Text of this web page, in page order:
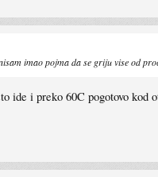
imao pojma da se griju vise od
ide i preko 60C pogotovo kod